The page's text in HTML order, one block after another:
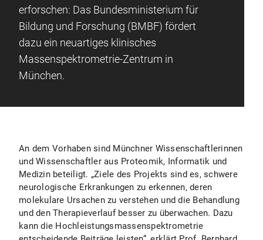
erforschen: Das Bundesministerium für
Bildung und Forschung (BMBF) fördert
dazu ein neuartiges klinisches
Massenspektrometrie-Zentrum in
München.
An dem Vorhaben sind Münchner Wissenschaftlerinnen
und Wissenschaftler aus Proteomik, Informatik und
Medizin beteiligt. „Ziele des Projekts sind es, schwere
neurologische Erkrankungen zu erkennen, deren
molekulare Ursachen zu verstehen und die Behandlung
und den Therapieverlauf besser zu überwachen. Dazu
kann die Hochleistungsmassenspektrometrie